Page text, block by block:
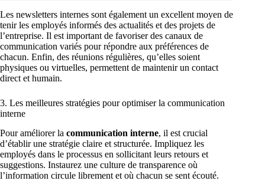
Les newsletters internes sont également un excellent moyen de
tenir les employés informés des actualités et des projets de
l’entreprise. Il est important de favoriser des canaux de
communication variés pour répondre aux préférences de
chacun. Enfin, des réunions régulières, qu’elles soient
physiques ou virtuelles, permettent de maintenir un contact
direct et humain.
3. Les meilleures stratégies pour optimiser la communication
interne
Pour améliorer la communication interne, il est crucial
d’établir une stratégie claire et structurée. Impliquez les
employés dans le processus en sollicitant leurs retours et
suggestions. Instaurez une culture de transparence où
l’information circule librement et où chacun se sent écouté.